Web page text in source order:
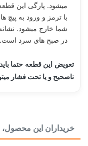
میشود. پارگی این
با ترمز و ورود به پیچ
شما خارج میشود.
در صبح های سرد است.
تعویض این قطعه حتما
ناصحیح و یا تحت فشار
بسته بندی
خریداران این محصول،